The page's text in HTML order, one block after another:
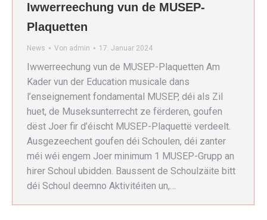
Iwwerreechung vun de MUSEP-
Plaquetten
News Von admin 17. Januar 2024
Iwwerreechung vun de MUSEP-Plaquetten Am
Kader vun der Education musicale dans
l’enseignement fondamental MUSEP, déi als Zil
huet, de Museksunterrecht ze fërderen, goufen
dëst Joer fir d’éischt MUSEP-Plaquettë verdeelt.
Ausgezeechent goufen déi Schoulen, déi zanter
méi wéi engem Joer minimum 1 MUSEP-Grupp an
hirer Schoul ubidden. Baussent de Schoulzäite bitt
déi Schoul deemno Aktivitéiten un,…